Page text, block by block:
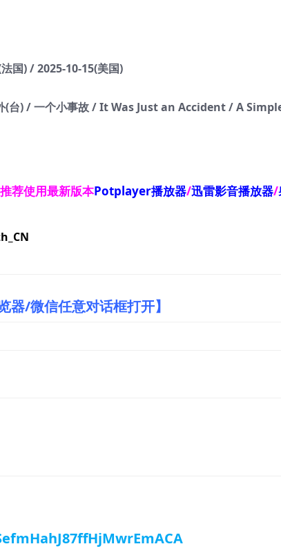
国) / 2025-10-15(美国)
(台) / 一个小事故 / It Was Just an Accident / A
荐使用最新版本Potplayer播放器/迅雷影音播放器/
/微信任意对话框打开】